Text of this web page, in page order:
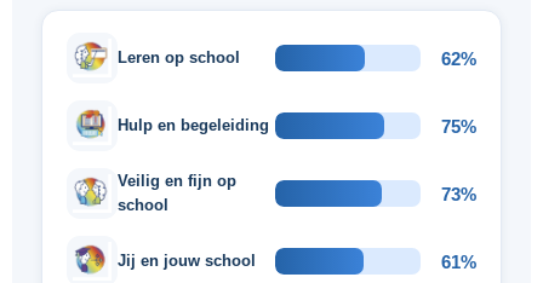
Leren op school 62%
Hulp en begeleiding 75%
Veilig en fijn op
school
73%
Jij en jouw school 61%